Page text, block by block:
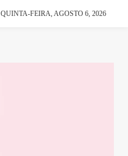
QUINTA-FEIRA, AGOSTO 6, 2026